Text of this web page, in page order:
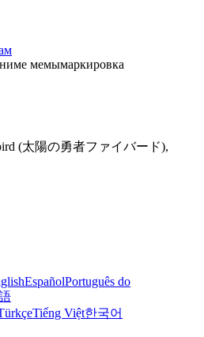
мемымаркировка
(太陽の勇者ファイバード),
EspañolPortuguês do
Tiếng Việt한국어